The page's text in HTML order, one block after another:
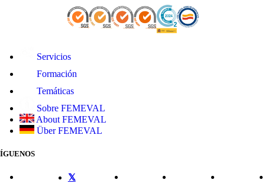
Servicios
Formación
Temáticas
Sobre FEMEVAL
About FEMEVAL
Über FEMEVAL